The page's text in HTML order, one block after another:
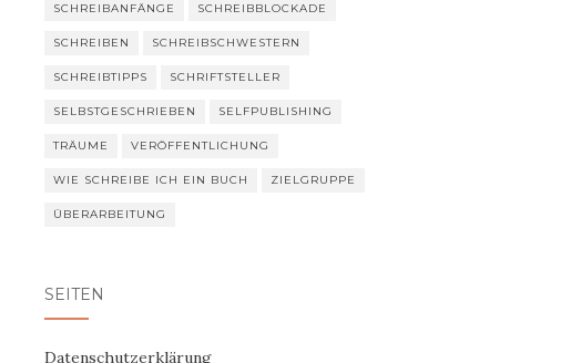
SCHREIBANFÄNGE SCHREIBBLOCKADE
SCHREIBEN SCHREIBSCHWESTERN
SCHREIBTIPPS SCHRIFTSTELLER
SELBSTGESCHRIEBEN SELFPUBLISHING
TRÄUME VERÖFFENTLICHUNG
WIE SCHREIBE ICH EIN BUCH ZIELGRUPPE
ÜBERARBEITUNG
SEITEN
Datenschutzerklärung